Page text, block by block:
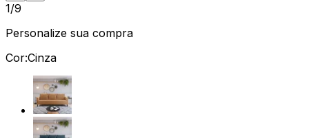
1/9
Personalize sua compra
Cor:Cinza